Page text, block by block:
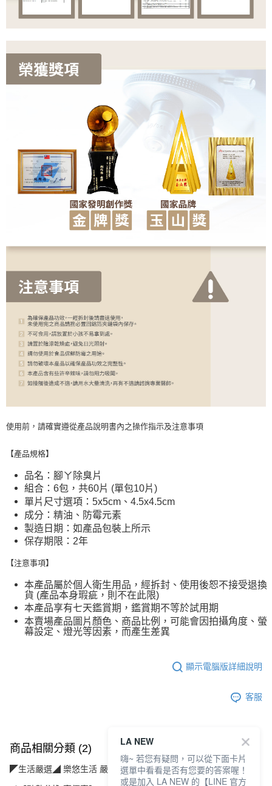
使用前，請確實遵從產品說明書內之操作指示及注意事項
【產品規格】
品名：腳ㄚ除臭片
組合：6包，共60片 (單包10片)
單片尺寸選項：5x5cm、4.5x4.5cm
成分：精油、防霉元素
製造日期：如產品包裝上所示
保存期限：2年
【注意事項】
本產品屬於個人衛生用品，經拆封、使用後恕不接受退換
貨 (產品本身瑕疵，則不在此限)
本產品享有七天鑑賞期，鑑賞期不等於試用期
本賣場產品圖片顏色、商品比例，可能會因拍攝角度、螢
幕設定、燈光等因素，而產生差異
顯示電腦版詳細說明
客服
商品相關分類 (2)
◤生活嚴選◢ 樂悠生活 嚴選好物 運動休閒(運動/旅遊/配件)
LA NEW
嗨~ 若您有疑問，可以從下面卡片
選單中看看是否有您要的答案喔！
或是加入 LA NEW 的【LINE 官方